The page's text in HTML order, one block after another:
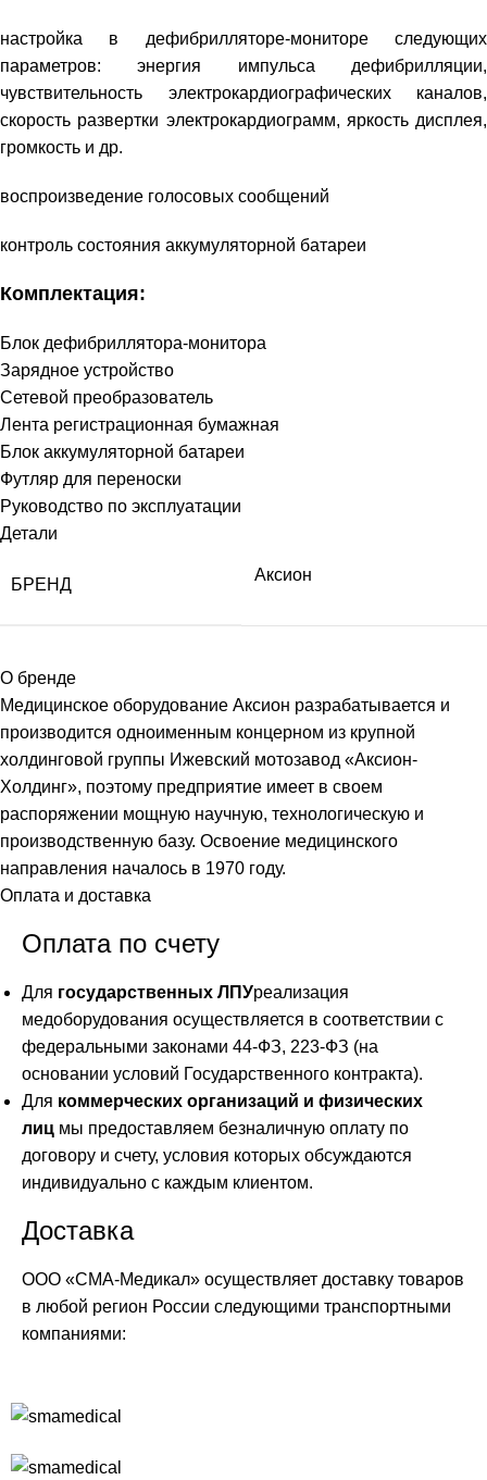
настройка в дефибрилляторе-мониторе следующих
параметров: энергия импульса дефибрилляции,
чувствительность электрокардиографических каналов,
скорость развертки электрокардиограмм, яркость дисплея,
громкость и др.
воспроизведение голосовых сообщений
контроль состояния аккумуляторной батареи
Комплектация:
Блок дефибриллятора-монитора
Зарядное устройство
Сетевой преобразователь
Лента регистрационная бумажная
Блок аккумуляторной батареи
Футляр для переноски
Руководство по эксплуатации
Детали
БРЕНД
Аксион
О бренде
Медицинское оборудование Аксион разрабатывается и
производится одноименным концерном из крупной
холдинговой группы Ижевский мотозавод «Аксион-
Холдинг», поэтому предприятие имеет в своем
распоряжении мощную научную, технологическую и
производственную базу. Освоение медицинского
направления началось в 1970 году.
Оплата и доставка
Оплата по счету
Для государственных ЛПУреализация
медоборудования осуществляется в соответствии с
федеральными законами 44-ФЗ, 223-ФЗ (на
основании условий Государственного контракта).
Для коммерческих организаций и физических
лиц мы предоставляем безналичную оплату по
договору и счету, условия которых обсуждаются
индивидуально с каждым клиентом.
Доставка
ООО «СМА-Медикал» осуществляет доставку товаров
в любой регион России следующими транспортными
компаниями: